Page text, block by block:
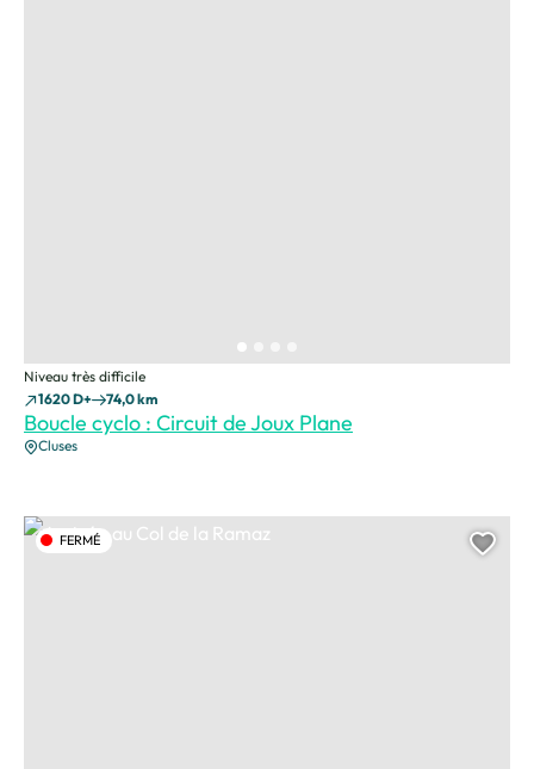
Boucle cyclo : Circuit de Joux Plane
Niveau très difficile
Cluses
1620 D+ 74,0 km
Arrivée au Col de la Ramaz, © Laurence Girard
FERMÉ